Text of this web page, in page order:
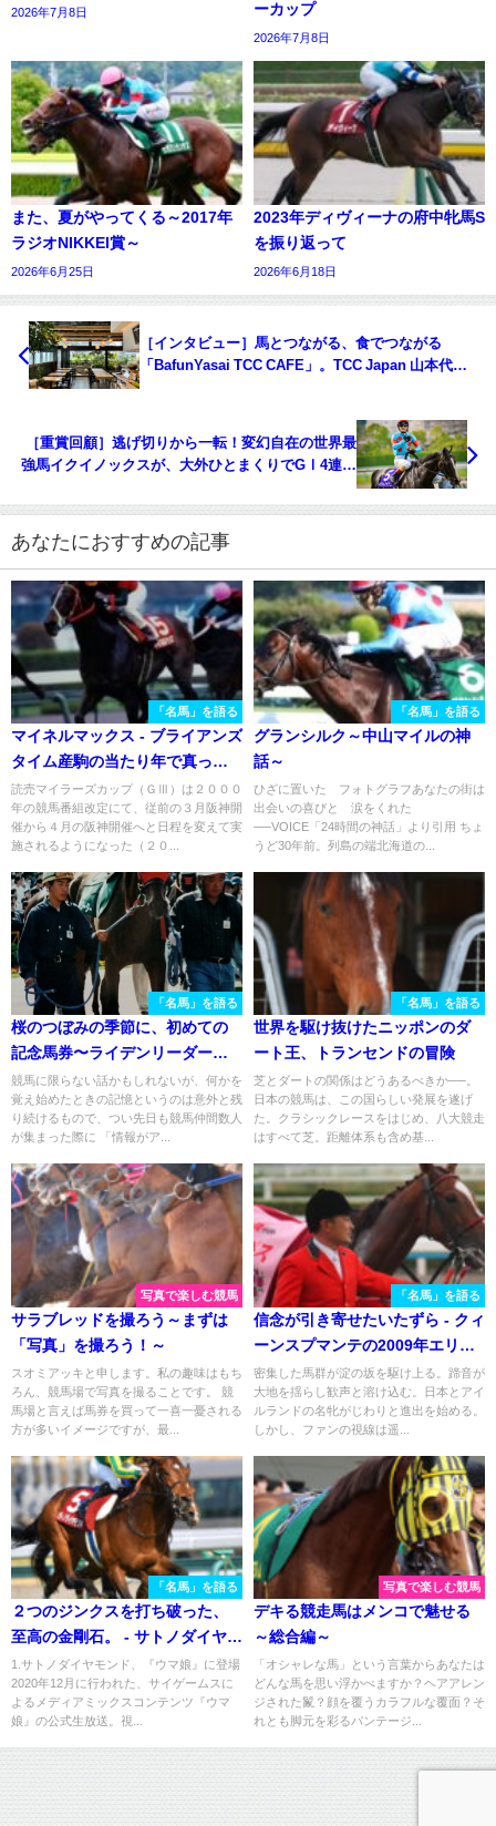
2026年7月8日
ーカップ
2026年7月8日
また、夏がやってくる～2017年
ラジオNIKKEI賞～
2026年6月25日
2023年ディヴィーナの府中牝馬S
を振り返って
2026年6月18日
［インタビュー］馬とつながる、食でつながる
「BafunYasai TCC CAFE」。TCC Japan 山本代表
［重賞回顧］逃げ切りから一転！変幻自在の世界最
強馬イクイノックスが、大外ひとまくりでGⅠ4連勝
あなたにおすすめの記事
「名馬」を語る
マイネルマックス - ブライアンズ
タイム産駒の当たり年で真っ先
に輝き、長く挑戦を続けた不屈
の名馬
読売マイラーズカップ（ＧⅢ）は２０００
年の競馬番組改定にて、従前の３月阪神開
催から４月の阪神開催へと日程を変えて実
施されるようになった（２０...
「名馬」を語る
グランシルク～中山マイルの神
話～
ひざに置いた フォトグラフあなたの街は
出会いの喜びと 涙をくれた
──VOICE「24時間の神話」より引用 ちょ
うど30年前。列島の端北海道の...
「名馬」を語る
桜のつぼみの季節に、初めての
記念馬券〜ライデンリーダーに
託した夢
競馬に限らない話かもしれないが、何かを
覚え始めたときの記憶というのは意外と残
り続けるもので、つい先日も競馬仲間数人
が集まった際に 「情報がア...
「名馬」を語る
世界を駆け抜けたニッポンのダ
ート王、トランセンドの冒険
芝とダートの関係はどうあるべきか──。
日本の競馬は、この国らしい発展を遂げ
た。クラシックレースをはじめ、八大競走
はすべて芝。距離体系も含め基...
写真で楽しむ競馬
サラブレッドを撮ろう～まずは
「写真」を撮ろう！～
スオミアッキと申します。私の趣味はもち
ろん、競馬場で写真を撮ることです。 競
馬場と言えば馬券を買って一喜一憂される
方が多いイメージですが、最...
「名馬」を語る
信念が引き寄せたいたずら - クィ
ーンスプマンテの2009年エリザ
ベス女王杯を振り返る
密集した馬群が淀の坂を駆け上る。蹄音が
大地を揺らし歓声と溶け込む。日本とアイ
ルランドの名牝がじわりと進出を始める。
しかし、ファンの視線は遥...
「名馬」を語る
２つのジンクスを打ち破った、
至高の金剛石。 - サトノダイヤモ
ンド
1.サトノダイヤモンド、『ウマ娘』に登場
2020年12月に行われた、サイゲームスに
よるメディアミックスコンテンツ『ウマ
娘』の公式生放送。視...
写真で楽しむ競馬
デキる競走馬はメンコで魅せる
～総合編～
「オシャレな馬」という言葉からあなたは
どんな馬を思い浮かべますか？ヘアアレン
ジされた鬣？顔を覆うカラフルな覆面？そ
れとも脚元を彩るバンテージ...